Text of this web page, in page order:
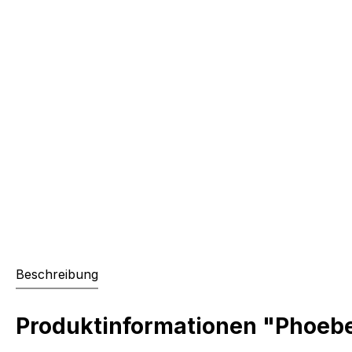
Beschreibung
Produktinformationen